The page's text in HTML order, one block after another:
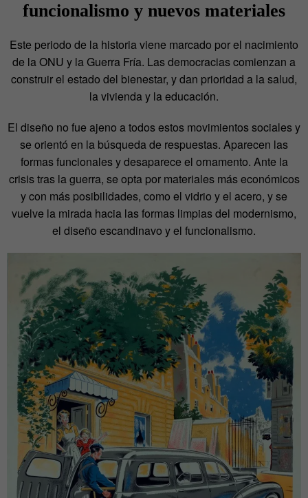
funcionalismo y nuevos materiales
Este periodo de la historia viene marcado por el nacimiento
de la ONU y la Guerra Fría. Las democracias comienzan a
construir el estado del bienestar, y dan prioridad a la salud,
la vivienda y la educación.
El diseño no fue ajeno a todos estos movimientos sociales y
se orientó en la búsqueda de respuestas. Aparecen las
formas funcionales y desaparece el ornamento. Ante la
crisis tras la guerra, se opta por materiales más económicos
y con más posibilidades, como el vidrio y el acero, y se
vuelve la mirada hacia las formas limpias del modernismo,
el diseño escandinavo y el funcionalismo.